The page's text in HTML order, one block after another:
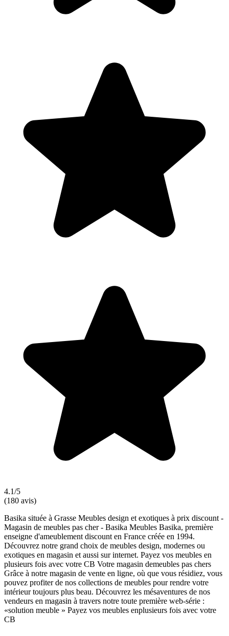
4.1/5
(180 avis)
Basika située à Grasse Meubles design et exotiques à prix discount -
Magasin de meubles pas cher - Basika Meubles Basika, première
enseigne d'ameublement discount en France créée en 1994.
Découvrez notre grand choix de meubles design, modernes ou
exotiques en magasin et aussi sur internet. Payez vos meubles en
plusieurs fois avec votre CB Votre magasin demeubles pas chers
Grâce à notre magasin de vente en ligne, où que vous résidiez, vous
pouvez profiter de nos collections de meubles pour rendre votre
intérieur toujours plus beau. Découvrez les mésaventures de nos
vendeurs en magasin à travers notre toute première web-série :
«solution meuble » Payez vos meubles enplusieurs fois avec votre
CB